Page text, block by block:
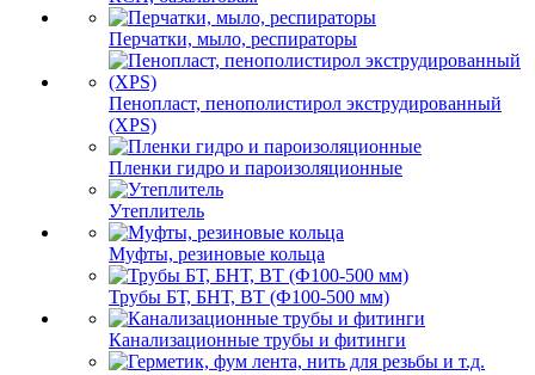
Перчатки, мыло, респираторы
Пенопласт, пенополистирол экструдированный
(XPS)
Пленки гидро и пароизоляционные
Утеплитель
Муфты, резиновые кольца
Трубы БТ, БНТ, ВТ (Ф100-500 мм)
Канализационные трубы и фитинги